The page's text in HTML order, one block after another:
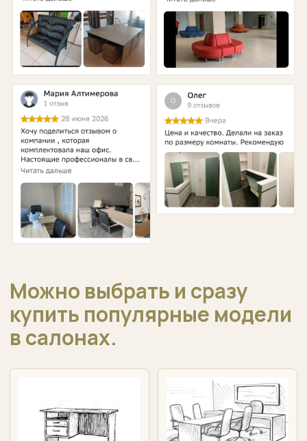
Сделать
заказ
Акции
Поставщики
Контакты
Можно выбрать и сразу
купить популярные модели
в салонах.